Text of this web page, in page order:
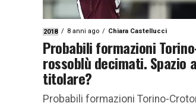
2018 8 anni ago Chiara Castellucci
Probabili formazioni
rossoblù decimati. Spazio
titolare?
Probabili formazioni Torino-